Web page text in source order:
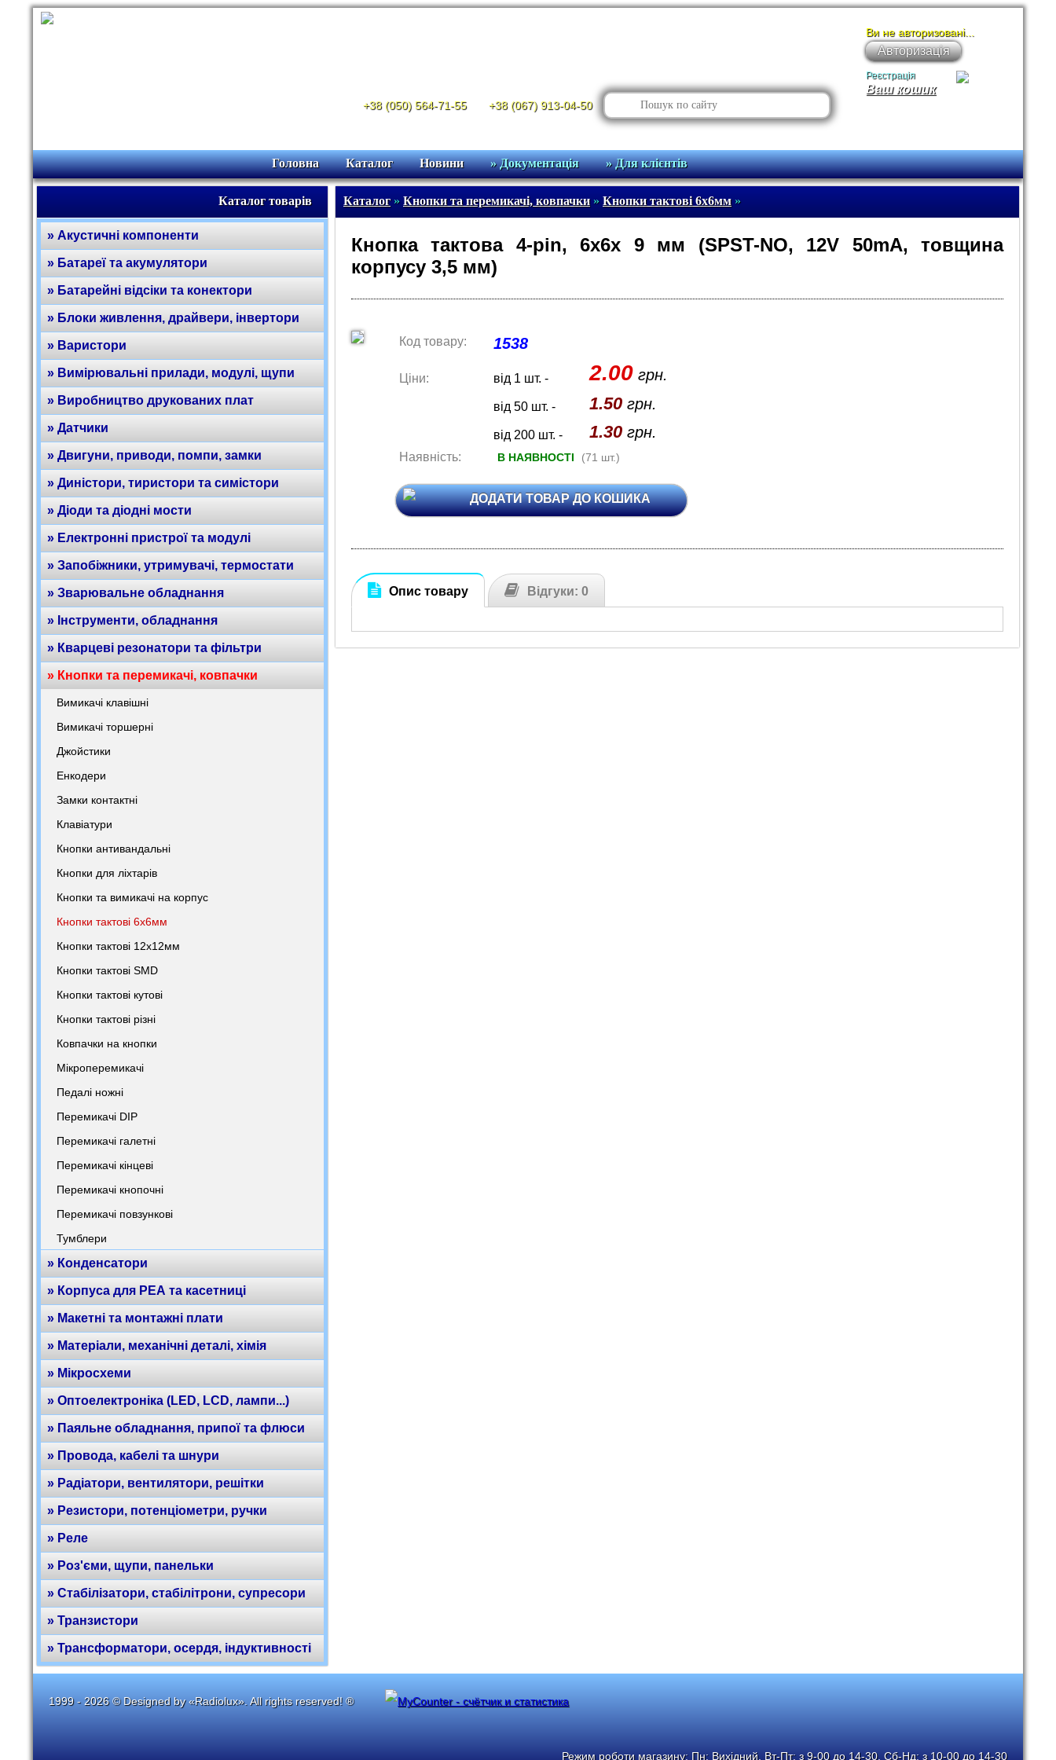
+38 (050) 564-71-55 +38 (067) 913-04-50
Ваш кошик
Ви не авторизовані...
Авторизація
Реєстрація
Головна Каталог Новини » Документація » Для клієнтів
Каталог товарів
» Акустичні компоненти
» Батареї та акумулятори
» Батарейні відсіки та конектори
» Блоки живлення, драйвери, інвертори
» Варистори
» Вимірювальні прилади, модулі, щупи
» Виробництво друкованих плат
» Датчики
» Двигуни, приводи, помпи, замки
» Диністори, тиристори та симістори
» Діоди та діодні мости
» Електронні пристрої та модулі
» Запобіжники, утримувачі, термостати
» Зварювальне обладнання
» Інструменти, обладнання
» Кварцеві резонатори та фільтри
» Кнопки та перемикачі, ковпачки
Вимикачі клавішні
Вимикачі торшерні
Джойстики
Енкодери
Замки контактні
Клавіатури
Кнопки антивандальні
Кнопки для ліхтарів
Кнопки та вимикачі на корпус
Кнопки тактові 6х6мм
Кнопки тактові 12х12мм
Кнопки тактові SMD
Кнопки тактові кутові
Кнопки тактові різні
Ковпачки на кнопки
Мікроперемикачі
Педалі ножні
Перемикачі DIP
Перемикачі галетні
Перемикачі кінцеві
Перемикачі кнопочні
Перемикачі повзункові
Тумблери
» Конденсатори
» Корпуса для РЕА та касетниці
» Макетні та монтажні плати
» Матеріали, механічні деталі, хімія
» Мікросхеми
» Оптоелектроніка (LED, LCD, лампи...)
» Паяльне обладнання, припої та флюси
» Провода, кабелі та шнури
» Радіатори, вентилятори, решітки
» Резистори, потенціометри, ручки
» Реле
» Роз'єми, щупи, панельки
» Стабілізатори, стабілітрони, супресори
» Транзистори
» Трансформатори, осердя, індуктивності
Каталог» Кнопки та перемикачі, ковпачки» Кнопки тактові 6х6мм»
Кнопка тактова 4-pin, 6x6x 9 мм (SPST-NO, 12V 50mA, товщина
корпусу 3,5 мм)
Код товару: 1538
Ціни: від 1 шт. - 2.00 грн.
від 50 шт. - 1.50 грн.
від 200 шт. - 1.30 грн.
Наявність: В НАЯВНОСТІ (71 шт.)
ДОДАТИ ТОВАР ДО КОШИКА
Опис товару Відгуки: 0
1999 - 2026 © Designed by «Radiolux». All rights reserved! ®
Режим роботи магазину: Пн: Вихідний, Вт-Пт: з 9-00 до 14-30, Сб-Нд: з 10-00 до 14-30